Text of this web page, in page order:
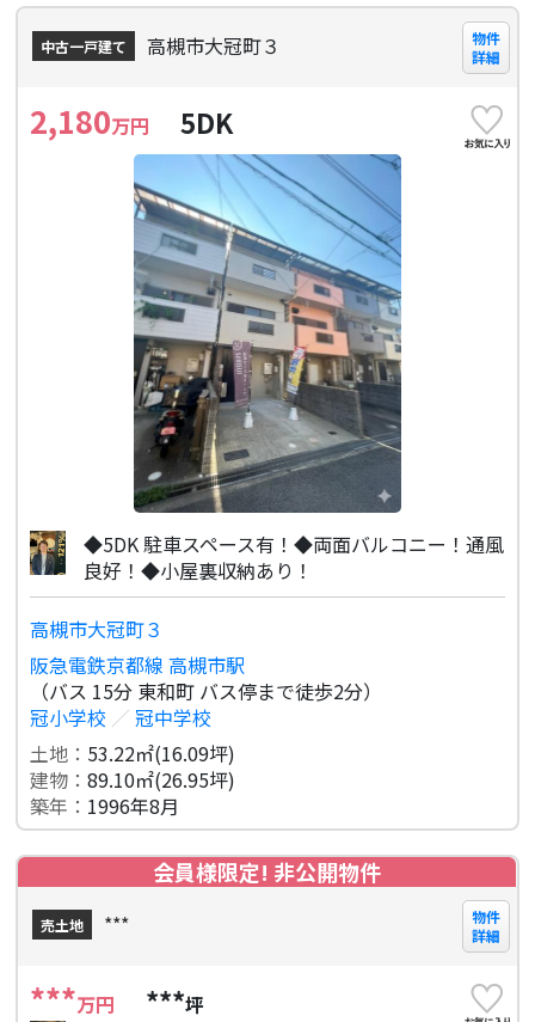
中古一戸建て 高槻市大冠町３
物件
詳細
2,180万円 5DK
◆5DK 駐車スペース有！◆両面バルコニー！通風
良好！◆小屋裏収納あり！
高槻市大冠町３
阪急電鉄京都線 高槻市駅
（バス 15分 東和町 バス停まで徒歩2分）
冠小学校 ／ 冠中学校
土地： 53.22㎡(16.09坪)
建物：89.10㎡(26.95坪)
築年： 1996年8月
会員様限定! 非公開物件
売土地 ***
物件
詳細
***万円 ***坪